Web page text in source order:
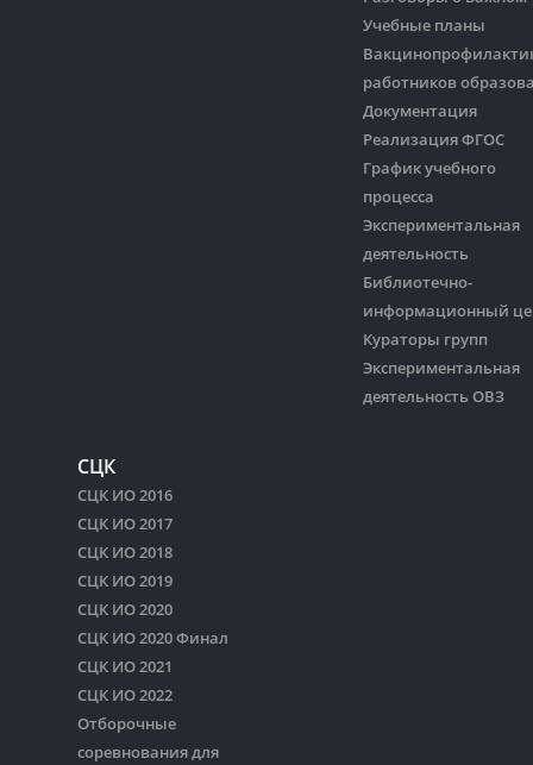
Учебные планы
работников
Документация
Реализация ФГОС
График учебного
процесса
Экспериментальная
деятельность
Библиотечно-
информационный
Кураторы групп
Экспериментальная
деятельность ОВЗ
СЦК
СЦК ИО 2016
СЦК ИО 2017
СЦК ИО 2018
СЦК ИО 2019
СЦК ИО 2020
СЦК ИО 2020 Финал
СЦК ИО 2021
СЦК ИО 2022
Отборочные
соревнования для